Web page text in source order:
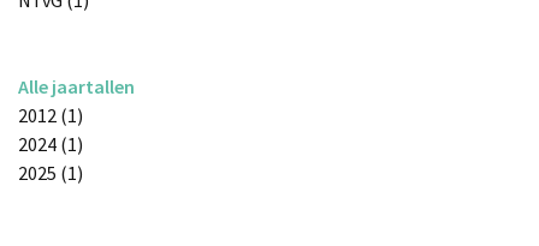
Alle jaartallen
2012 (1)
2024 (1)
2025 (1)